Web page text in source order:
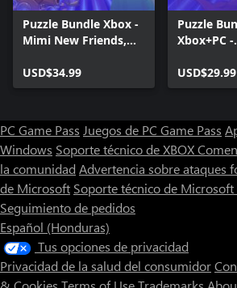
Puzzle Bundle Xbox -
Mimi New Friends,
Sokoban games
USD$34.99
Puzzle
Xbox+PC -
and Cats!
USD$29.99
PC Game Pass Juegos de PC Game Pass
Windows Soporte técnico de XBOX
la comunidad Advertencia sobre ataques
de Microsoft Soporte técnico de Microsoft
Seguimiento de pedidos
Español (Honduras)
Tus opciones de privacidad
Privacidad de la salud del consumidor